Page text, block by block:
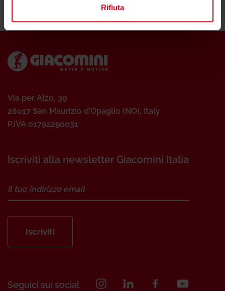
Rifiuta
Via per Alzo, 39
28017 San Maurizio d’Opaglio (NO), Italy
P.IVA 01792290031
Iscriviti alla newsletter Giacomini Italia
Iscriviti
Seguici sui social